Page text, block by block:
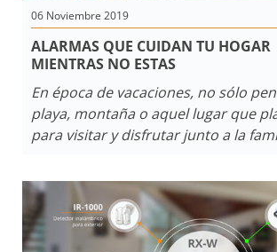
06 Noviembre 2019
ALARMAS QUE CUIDAN TU HOGAR
MIENTRAS NO ESTAS
En época de vacaciones, no sólo
playa, montaña o aquel lugar que
para visitar y disfrutar junto a la
hogarmientras estamos lejos. El
artículo te ayudará a tener en
aspectos relacionados con la
casa.